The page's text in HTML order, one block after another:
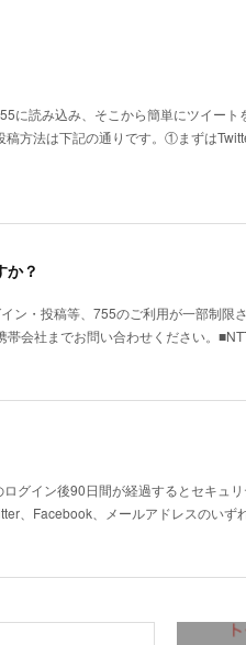
に読み込み、そこから簡単にツイート
方法は下記の通りです。①まずは
か？
ン・投稿等、755のご利用が一部制
会社までお問い合わせください。
グイン後90日間が経過するとセキュ
、Facebook、メールアドレスのい